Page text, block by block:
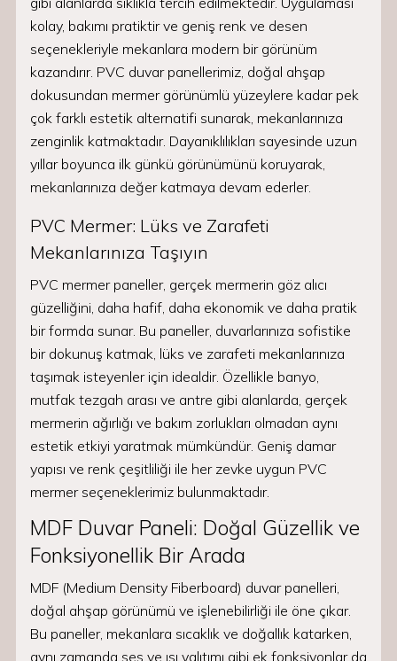
kolay, bakımı pratiktir ve geniş renk ve desen
seçenekleriyle mekanlara modern bir görünüm
kazandırır. PVC duvar panellerimiz, doğal ahşap
dokusundan mermer görünümlü yüzeylere kadar pek
çok farklı estetik alternatifi sunarak, mekanlarınıza
zenginlik katmaktadır. Dayanıklılıkları sayesinde uzun
yıllar boyunca ilk günkü görünümünü koruyarak,
mekanlarınıza değer katmaya devam ederler.
PVC Mermer: Lüks ve Zarafeti
Mekanlarınıza Taşıyın
PVC mermer paneller, gerçek mermerin göz alıcı
güzelliğini, daha hafif, daha ekonomik ve daha pratik
bir formda sunar. Bu paneller, duvarlarınıza sofistike
bir dokunuş katmak, lüks ve zarafeti mekanlarınıza
taşımak isteyenler için idealdir. Özellikle banyo,
mutfak tezgah arası ve antre gibi alanlarda, gerçek
mermerin ağırlığı ve bakım zorlukları olmadan aynı
estetik etkiyi yaratmak mümkündür. Geniş damar
yapısı ve renk çeşitliliği ile her zevke uygun PVC
mermer seçeneklerimiz bulunmaktadır.
MDF Duvar Paneli: Doğal Güzellik ve
Fonksiyonellik Bir Arada
MDF (Medium Density Fiberboard) duvar panelleri,
doğal ahşap görünümü ve işlenebilirliği ile öne çıkar.
Bu paneller, mekanlara sıcaklık ve doğallık katarken,
aynı zamanda ses ve ısı yalıtımı gibi ek fonksiyonlar da